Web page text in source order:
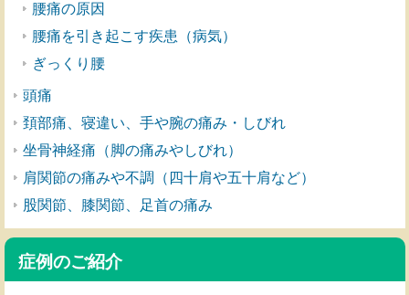
腰痛の原因
腰痛を引き起こす疾患（病気）
ぎっくり腰
頭痛
頚部痛、寝違い、手や腕の痛み・しびれ
坐骨神経痛（脚の痛みやしびれ）
肩関節の痛みや不調（四十肩や五十肩など）
股関節、膝関節、足首の痛み
症例のご紹介